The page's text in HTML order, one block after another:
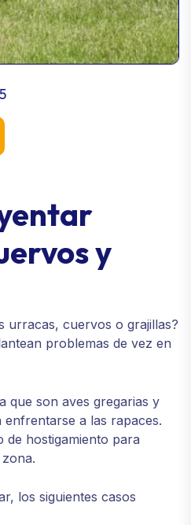
y
urracas, cuervos o grajillas?
problemas de vez en
que son aves gregarias y
enfrentarse a las rapaces.
hostigamiento para
los siguientes casos